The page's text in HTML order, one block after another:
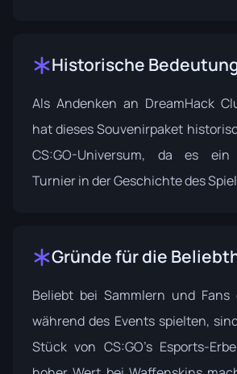
Historische
Als Andenken an DreamHack
hat dieses Souvenirpaket
CS:GO-Universum, da es ein
Turnier in der Geschichte des
Gründe für die
Beliebt bei Sammlern und Fans
während des Events spielten,
Stück von CS:GO's Esports-